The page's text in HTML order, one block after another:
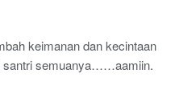
keimanan dan kecintaan
santri semuanya……aamiin.